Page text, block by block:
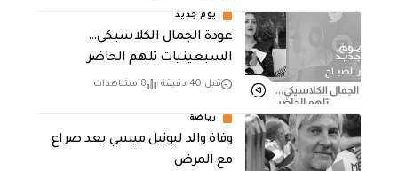
يوم جديد
عودة الجمال الكلاسيكي…
السبعينيات تلهم الحاضر
قبل 40 دقيقة 8 مشاهدات
رياضة
وفاة والد ليونيل ميسي بعد صراع
مع المرض